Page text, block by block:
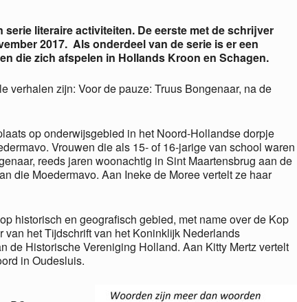
literaire activiteiten. De eerste met de schrijver
2017. Als onderdeel van de serie is er een
die zich afspelen in Hollands Kroon en Schagen.
verhalen zijn: Voor de pauze: Truus Bongenaar, na de
op onderwijsgebied in het Noord-Hollandse dorpje
Vrouwen die als 15- of 16-jarige van school waren
reeds jaren woonachtig in Sint Maartensbrug aan de
die Moedermavo. Aan Ineke de Moree vertelt ze haar
historisch en geografisch gebied, met name over de Kop
het Tijdschrift van het Koninklijk Nederlands
de Historische Vereniging Holland. Aan Kitty Mertz vertelt
in Oudesluis.